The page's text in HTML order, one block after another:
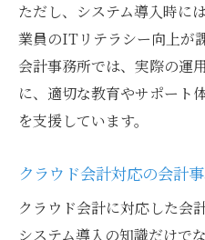
ただし、システム導入時に
業員のITリテラシー向上が
会計事務所では、実際の運
に、適切な教育やサポート
を支援しています。
クラウド会計対応の会計
クラウド会計に対応した会
システム導入の知識だけで